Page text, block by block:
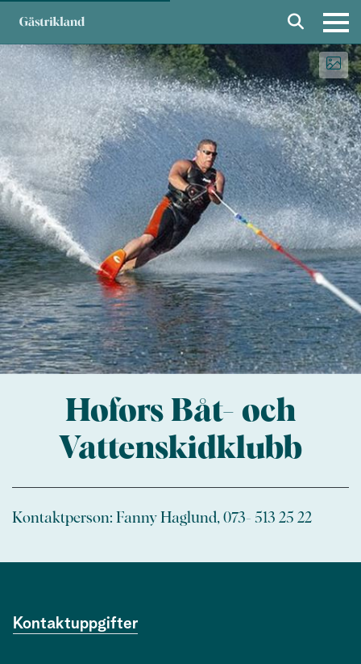
Hofors Båt- och
Vattenskidklubb
Kontaktperson: Fanny Haglund, 073- 513 25 22
Kontaktuppgifter